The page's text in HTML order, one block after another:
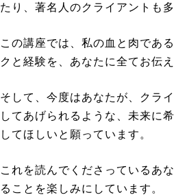
たり、著名人のクライアントも多
この講座では、私の血と肉であ
クと経験を、あなたに全てお伝
そして、今度はあなたが、クラ
してあげられるような、未来に
してほしいと願っています。
これを読んでくださっているあ
ることを楽しみにしています。